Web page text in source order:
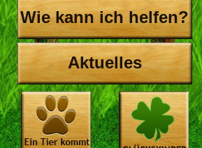
Wie kann ich helfen?
Aktuelles